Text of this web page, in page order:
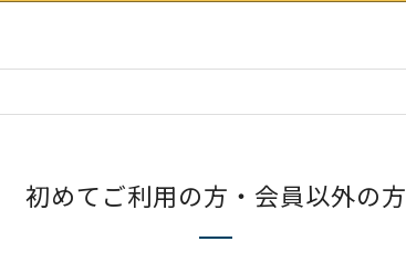
初めてご利用の方・会員以外の方